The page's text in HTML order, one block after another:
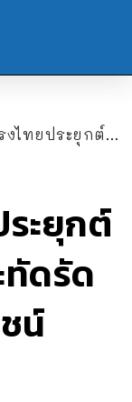
นาดกะทัดรัด แต่มากด้วยประโยชน์ใช้สอย
ะยุกต์
ดรัด
น์